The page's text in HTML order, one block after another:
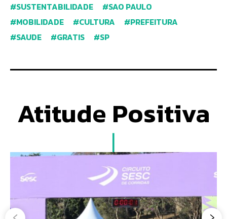
SUSTENTABILIDADE
SAO PAULO
MOBILIDADE
CULTURA
PREFEITURA
SAUDE
GRATIS SP
Atitude Positiva